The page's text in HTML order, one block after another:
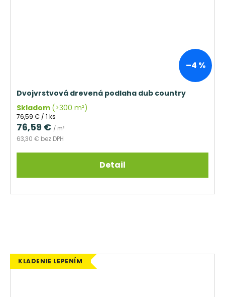
–4 %
Dvojvrstvová drevená podlaha dub country
Skladom (>300 m²)
63,30 € bez DPH
76,59 € / m²
Jednotková
cena:
76,59 € / 1 ks
Detail
KLADENIE LEPENÍM